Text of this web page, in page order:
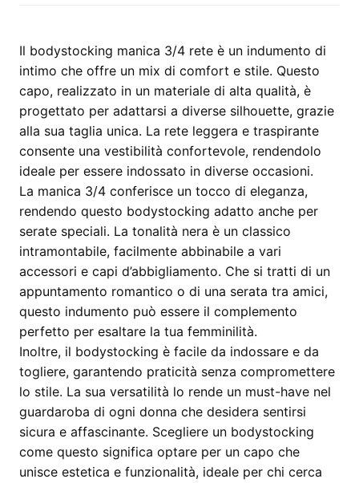
Il bodystocking manica 3/4 rete è un indumento di
intimo che offre un mix di comfort e stile. Questo
capo, realizzato in un materiale di alta qualità, è
progettato per adattarsi a diverse silhouette, grazie
alla sua taglia unica. La rete leggera e traspirante
consente una vestibilità confortevole, rendendolo
ideale per essere indossato in diverse occasioni.
La manica 3/4 conferisce un tocco di eleganza,
rendendo questo bodystocking adatto anche per
serate speciali. La tonalità nera è un classico
intramontabile, facilmente abbinabile a vari
accessori e capi d’abbigliamento. Che si tratti di un
appuntamento romantico o di una serata tra amici,
questo indumento può essere il complemento
perfetto per esaltare la tua femminilità.
Inoltre, il bodystocking è facile da indossare e da
togliere, garantendo praticità senza compromettere
lo stile. La sua versatilità lo rende un must-have nel
guardaroba di ogni donna che desidera sentirsi
sicura e affascinante. Scegliere un bodystocking
come questo significa optare per un capo che
unisce estetica e funzionalità, ideale per chi cerca